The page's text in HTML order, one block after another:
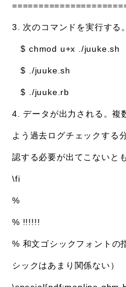
3. 次のコマンドを実行する。
$ chmod u+x ./juuke.sh
$ ./juuke.sh
$ ./juuke.rb
4. データが出力される。複
よう過去ログチェックする
認する必要が出てこないと
\fi
%
% !!!!!!
% 和文ゴシックフォントの
シックはあまり関係ない）